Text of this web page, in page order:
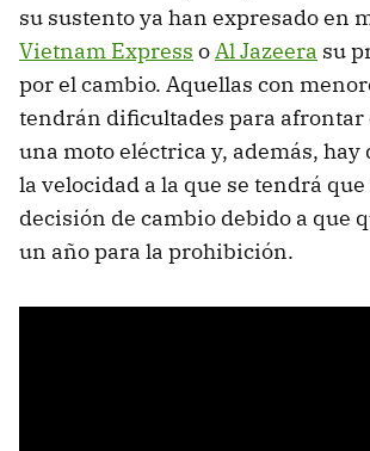
su sustento ya han expresado en
Vietnam Express oAl Jazeera su
por el cambio. Aquellas con
tendrán dificultades para afrontar
una moto eléctrica y, además, hay
la velocidad a la que se tendrá
decisión de cambio debido a que
un año para la prohibición.